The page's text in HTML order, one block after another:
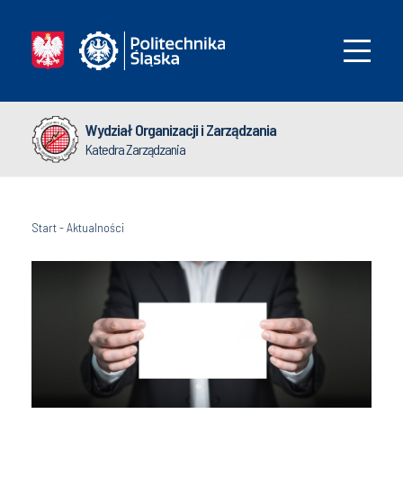
Wydział Organizacji i Zarządzania
Katedra Zarządzania
Start-Aktualności